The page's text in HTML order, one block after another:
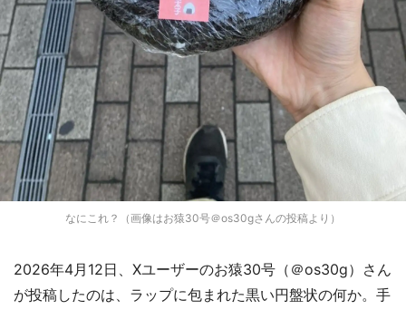
なにこれ？（画像はお猿30号＠os30gさんの投稿より）
2026年4月12日、Xユーザーのお猿30号（＠os30g）さん
が投稿したのは、ラップに包まれた黒い円盤状の何か。手